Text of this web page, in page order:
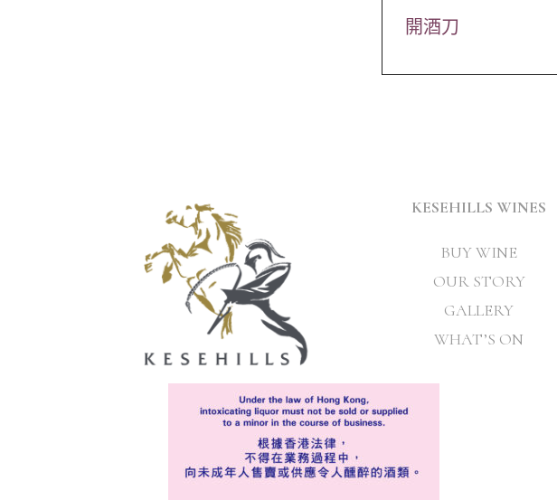
開酒刀
KESEHILLS WINES
BUY WINE
OUR STORY
GALLERY
WHAT’S ON